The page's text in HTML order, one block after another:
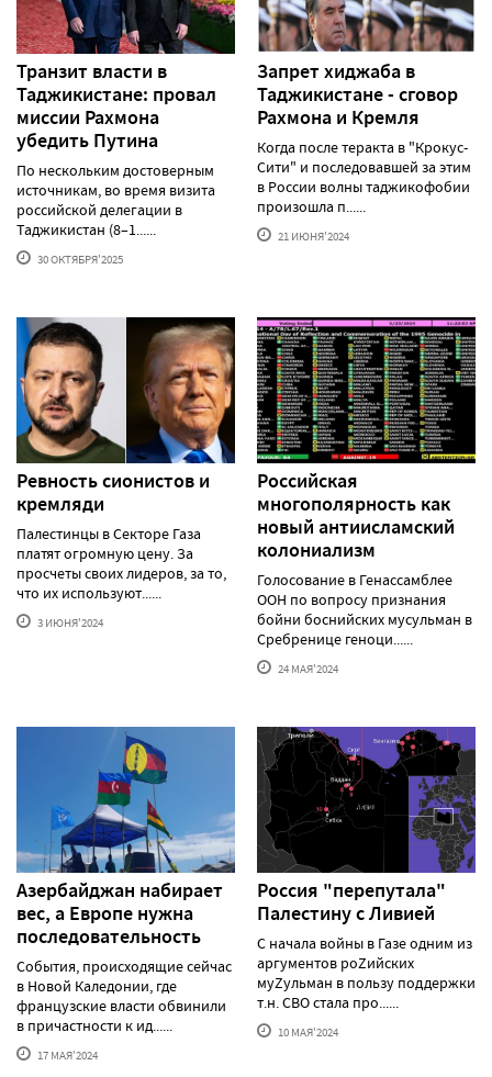
Транзит власти в
Таджикистане: провал
миссии Рахмона
убедить Путина
По нескольким достоверным
источникам, во время визита
российской делегации в
Таджикистан (8–1......
30 ОКТЯБРЯ'2025
Запрет хиджаба в
Таджикистане - сговор
Рахмона и Кремля
Когда после теракта в "Крокус-
Сити" и последовавшей за этим
в России волны таджикофобии
произошла п......
21 ИЮНЯ'2024
Ревность сионистов и
кремляди
Палестинцы в Секторе Газа
платят огромную цену. За
просчеты своих лидеров, за то,
что их используют......
3 ИЮНЯ'2024
Российская
многополярность как
новый антиисламский
колониализм
Голосование в Генассамблее
ООН по вопросу признания
бойни боснийских мусульман в
Сребренице геноци......
24 МАЯ'2024
Азербайджан набирает
вес, а Европе нужна
последовательность
События, происходящие сейчас
в Новой Каледонии, где
французские власти обвинили
в причастности к ид......
17 МАЯ'2024
Россия "перепутала"
Палестину с Ливией
С начала войны в Газе одним из
аргументов роZийских
муZульман в пользу поддержки
т.н. СВО стала про......
10 МАЯ'2024